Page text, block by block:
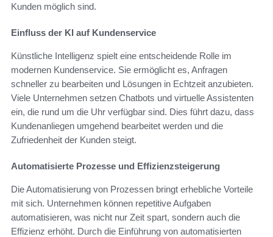
Kunden möglich sind.
Einfluss der KI auf Kundenservice
Künstliche Intelligenz spielt eine entscheidende Rolle im
modernen Kundenservice. Sie ermöglicht es, Anfragen
schneller zu bearbeiten und Lösungen in Echtzeit anzubieten.
Viele Unternehmen setzen Chatbots und virtuelle Assistenten
ein, die rund um die Uhr verfügbar sind. Dies führt dazu, dass
Kundenanliegen umgehend bearbeitet werden und die
Zufriedenheit der Kunden steigt.
Automatisierte Prozesse und Effizienzsteigerung
Die Automatisierung von Prozessen bringt erhebliche Vorteile
mit sich. Unternehmen können repetitive Aufgaben
automatisieren, was nicht nur Zeit spart, sondern auch die
Effizienz erhöht. Durch die Einführung von automatisierten